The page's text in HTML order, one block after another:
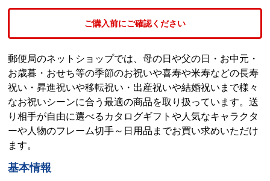
ご購入前にご確認ください
郵便局のネットショップでは、母の日や父の日・お中元・
お歳暮・おせち等の季節のお祝いや喜寿や米寿などの長寿
祝い・昇進祝いや移転祝い・出産祝いや結婚祝いまで様々
なお祝いシーンに合う最適の商品を取り扱っています。送
り相手が自由に選べるカタログギフトや人気なキャラクタ
ーや人物のフレーム切手～日用品までお買い求めいただけ
ます。
基本情報